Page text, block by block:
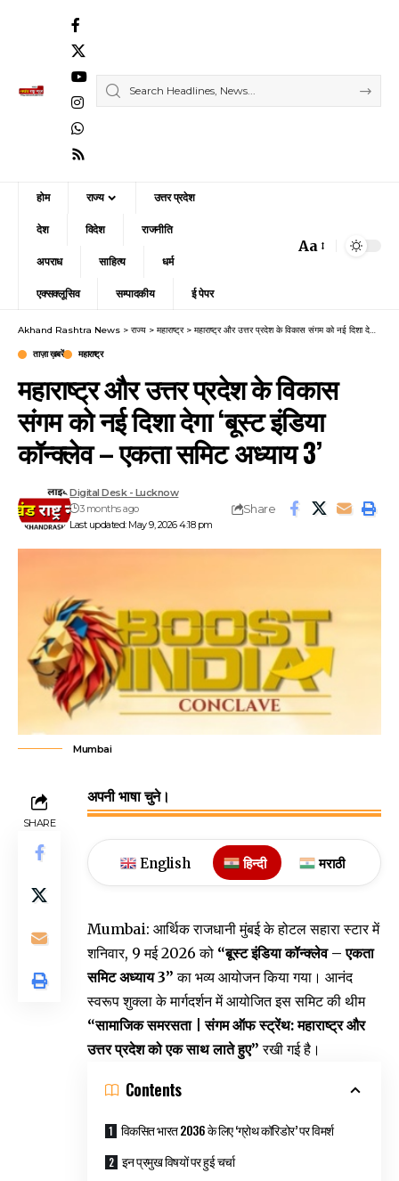
होम राज्य उत्तर प्रदेश
देश विदेश राजनीति
अपराध साहित्य धर्म
एक्सक्लूसिव सम्पादकीय ई पेपर
Font
Aa
Akhand Rashtra News > राज्य > महाराष्ट्र> महाराष्ट्र और उत्तर प्रदेश के विकास संगम को नई दिशा देगा ‘बूस्ट इंडिया कॉन्क्लेव – एकता समिट अध्याय 3’
ताज़ा ख़बरें महाराष्ट्र
महाराष्ट्र और उत्तर प्रदेश के विकास
संगम को नई दिशा देगा ‘बूस्ट इंडिया
कॉन्क्लेव – एकता समिट अध्याय 3’
Last updated: May 9, 2026 4:18 pm
Digital Desk - Lucknow
3 months ago
Share
Mumbai
SHARE
अपनी भाषा चुने।
English हिन्दी मराठी
Mumbai: आर्थिक राजधानी मुंबई के होटल सहारा स्टार में
शनिवार, 9 मई 2026 को “बूस्ट इंडिया कॉन्क्लेव – एकता
समिट अध्याय 3” का भव्य आयोजन किया गया। आनंद
स्वरूप शुक्ला के मार्गदर्शन में आयोजित इस समिट की थीम
“सामाजिक समरसता | संगम ऑफ स्ट्रेंथ: महाराष्ट्र और
उत्तर प्रदेश को एक साथ लाते हुए” रखी गई है।
Contents
विकसित भारत 2036 के लिए ‘ग्रोथ कॉरिडोर’ पर विमर्श
इन प्रमुख विषयों पर हुई चर्चा